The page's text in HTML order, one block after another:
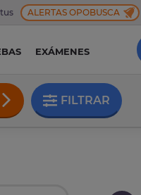
ALERTAS OPOBUSCA
EXÁMENES
FILTRAR